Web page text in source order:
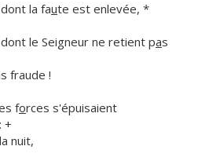
la faute est enlevée, *
le Seigneur ne retient pas
fraude !
forces s'épuisaient
+
nuit,